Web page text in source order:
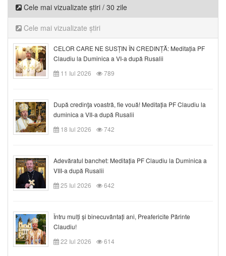
Cele mai vizualizate știri / 30 zile
Cele mai vizualizate știri
CELOR CARE NE SUSȚIN ÎN CREDINȚĂ: Meditația PF
Claudiu la Duminica a VI-a după Rusalii
11 Iul 2026
789
După credinţa voastră, fie vouă! Meditația PF Claudiu la
duminica a VII-a după Rusalii
18 Iul 2026
742
Adevăratul banchet: Meditația PF Claudiu la Duminica a
VIII-a după Rusalii
25 Iul 2026
642
Întru mulți și binecuvântați ani, Preafericite Părinte
Claudiu!
22 Iul 2026
614